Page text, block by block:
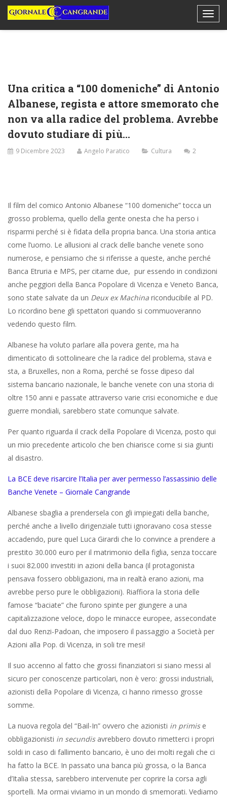
Una critica a “100 domeniche” di Antonio
Albanese, regista e attore smemorato che
non va alla radice del problema. Avrebbe
dovuto studiare di più…
9 Dicembre 2023 Angelo Paratico Cultura 2
Il film del comico Antonio Albanese “100 domeniche” tocca un
grosso problema, quello della gente onesta che ha perso i
risparmi perché si è fidata della propria banca. Una storia antica
come l’uomo. Le allusioni al crack delle banche venete sono
numerose, e pensiamo che si riferisse a queste, anche perché
Banca Etruria e MPS, per citarne due, pur essendo in condizioni
anche peggiori della Banca Popolare di Vicenza e Veneto Banca,
sono state salvate da un Deux ex Machina riconducibile al PD.
Lo ricordino bene gli spettatori quando si commuoveranno
vedendo questo film.
Albanese ha voluto parlare alla povera gente, ma ha
dimenticato di sottolineare che la radice del problema, stava e
sta, a Bruxelles, non a Roma, perché se fosse dipeso dal
sistema bancario nazionale, le banche venete con una storia di
oltre 150 anni e passate attraverso varie crisi economiche e due
guerre mondiali, sarebbero state comunque salvate.
Per quanto riguarda il crack della Popolare di Vicenza, posto qui
un mio precedente articolo che ben chiarisce come si sia giunti
al disastro.
La BCE deve risarcire l’Italia per aver permesso l’assassinio delle
Banche Venete – Giornale Cangrande
Albanese sbaglia a prendersela con gli impiegati della banche,
perché anche a livello dirigenziale tutti ignoravano cosa stesse
accadendo, pure quel Luca Girardi che lo convince a prendere a
prestito 30.000 euro per il matrimonio della figlia, senza toccare
i suoi 82.000 investiti in azioni della banca (il protagonista
pensava fossero obbligazioni, ma in realtà erano azioni, ma
avrebbe perso pure le obbligazioni). Riaffiora la storia delle
famose “baciate” che furono spinte per giungere a una
capitalizzazione veloce, dopo le minacce europee, assecondate
dal duo Renzi-Padoan, che imposero il passaggio a Società per
Azioni alla Pop. di Vicenza, in soli tre mesi!
Il suo accenno al fatto che grossi finanziatori si siano messi al
sicuro per conoscenze particolari, non è vero: grossi industriali,
azionisti della Popolare di Vicenza, ci hanno rimesso grosse
somme.
La nuova regola del “Bail-In” ovvero che azionisti in primise
obbligazionisti in secundisavrebbero dovuto rimetterci i propri
soldi in caso di fallimento bancario, è uno dei molti regali che ci
ha fatto la BCE. In passato una banca più grossa, o la Banca
d’Italia stessa, sarebbero intervenute per coprire la corsa agli
sportelli. Ma ormai viviamo in un mondo di smemorati. Vediamo